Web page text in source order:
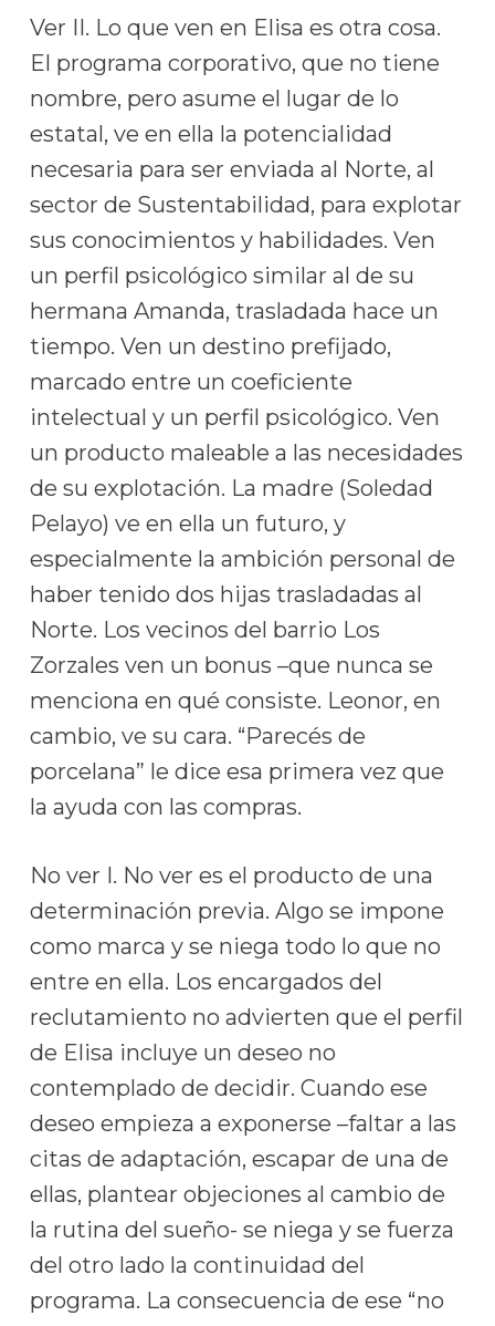
Ver II. Lo que ven en Elisa es otra cosa.
El programa corporativo, que no tiene
nombre, pero asume el lugar de lo
estatal, ve en ella la potencialidad
necesaria para ser enviada al Norte, al
sector de Sustentabilidad, para explotar
sus conocimientos y habilidades. Ven
un perfil psicológico similar al de su
hermana Amanda, trasladada hace un
tiempo. Ven un destino prefijado,
marcado entre un coeficiente
intelectual y un perfil psicológico. Ven
un producto maleable a las necesidades
de su explotación. La madre (Soledad
Pelayo) ve en ella un futuro, y
especialmente la ambición personal de
haber tenido dos hijas trasladadas al
Norte. Los vecinos del barrio Los
Zorzales ven un bonus –que nunca se
menciona en qué consiste. Leonor, en
cambio, ve su cara. “Parecés de
porcelana” le dice esa primera vez que
la ayuda con las compras.
No ver I. No ver es el producto de una
determinación previa. Algo se impone
como marca y se niega todo lo que no
entre en ella. Los encargados del
reclutamiento no advierten que el perfil
de Elisa incluye un deseo no
contemplado de decidir. Cuando ese
deseo empieza a exponerse –faltar a las
citas de adaptación, escapar de una de
ellas, plantear objeciones al cambio de
la rutina del sueño- se niega y se fuerza
del otro lado la continuidad del
programa. La consecuencia de ese “no